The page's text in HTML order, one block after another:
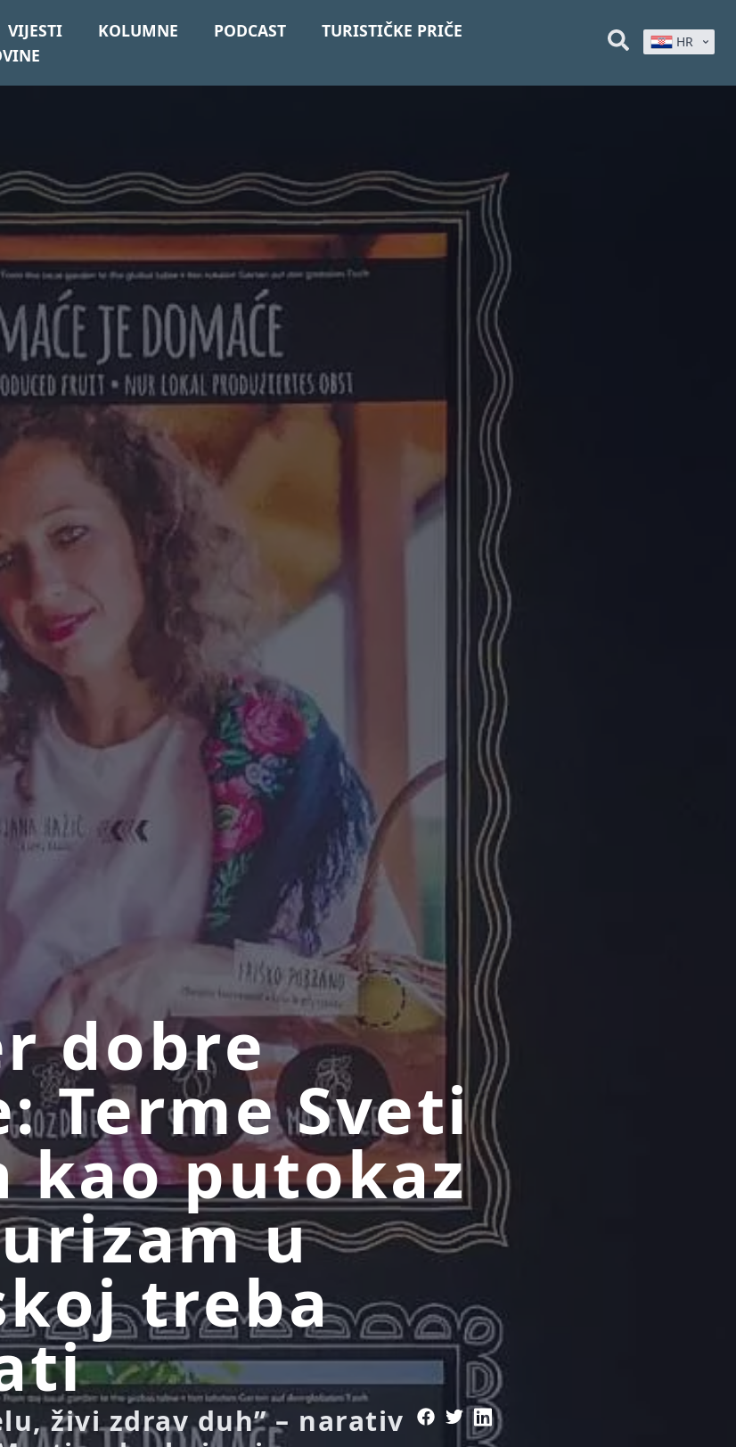
VIJESTI KOLUMNE PODCAST
TURISTIČKE PRIČE
HR
dobre
Terme Sveti
kao putokaz
u
treba
živi zdrav duh” – narativ